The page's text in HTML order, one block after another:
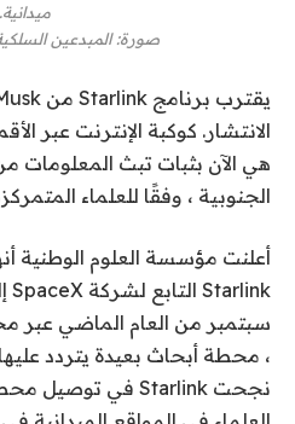
ميدانية.
صورة:المبدعين
هي الآن بثبات تبث المعلومات
الجنوبية ، وفقًا للعلماء
أعلنت مؤسسة العلوم الوطنية
Starlink التابع لشركة SpaceX إلى القارة القطبية الجنوبية
سبتمبر من العام الماضي عبر
، محطة أبحاث بعيدة يتردد عليها